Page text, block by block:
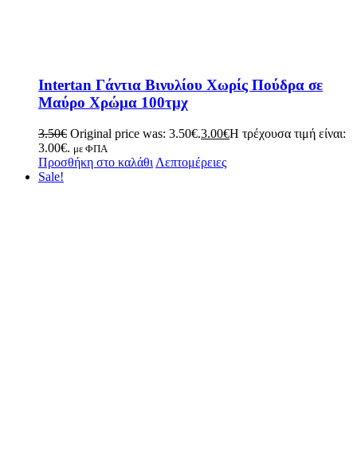
Intertan Γάντια Βινυλίου Χωρίς Πούδρα σε
Μαύρο Χρώμα 100τμχ
3.50€ Original price was: 3.50€.3.00€Η τρέχουσα τιμή είναι:
3.00€. με ΦΠΑ
Προσθήκη στο καλάθι Λεπτομέρειες
Sale!